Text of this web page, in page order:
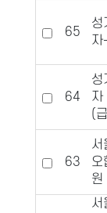
65
성
자
64
성
자
(
63
서
오
원
서